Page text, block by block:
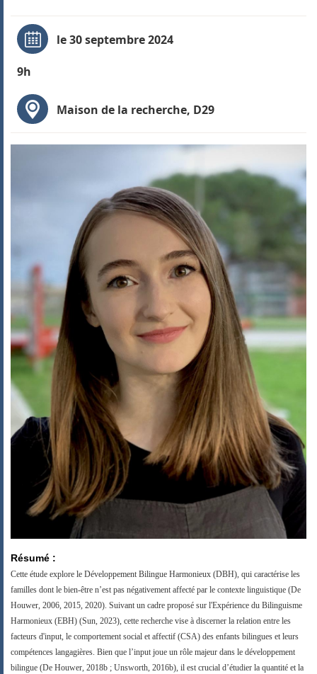
le 30 septembre 2024
9h
Maison de la recherche, D29
Résumé :
Cette étude explore le Développement Bilingue Harmonieux (DBH), qui caractérise les
familles dont le bien-être n’est pas négativement affecté par le contexte linguistique (De
Houwer, 2006, 2015, 2020). Suivant un cadre proposé sur l'Expérience du Bilinguisme
Harmonieux (EBH) (Sun, 2023), cette recherche vise à discerner la relation entre les
facteurs d'input, le comportement social et affectif (CSA) des enfants bilingues et leurs
compétences langagières. Bien que l’input joue un rôle majeur dans le développement
bilingue (De Houwer, 2018b ; Unsworth, 2016b), il est crucial d’étudier la quantité et la